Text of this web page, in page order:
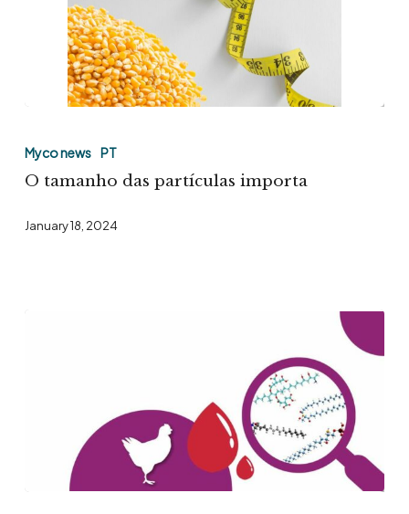
tamanho
das
importa
Myco news PT
O tamanho das partículas importa
January 18, 2024